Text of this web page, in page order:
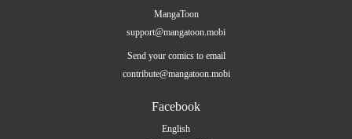
MangaToon
support@mangatoon.mobi
Send your comics to email
contribute@mangatoon.mobi
Facebook
English